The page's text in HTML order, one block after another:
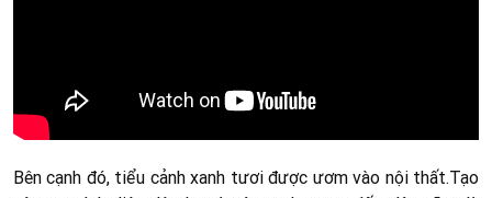
Đây chính là xu hướng thiết kế nổi trội trong phong cách
thiết nhà đẹp Phan Thiết
vì lẽ đó, khách hàng củaKTS Đoàn Anh Quốcluôn hài lòng và
trao niềm tin trọn gói cho chúng tôi.